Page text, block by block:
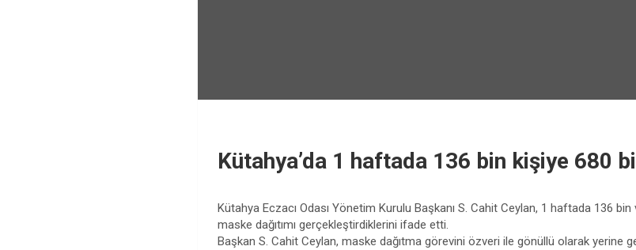
Kütahya’da 1 haftada 136 bin kişiye 680
Kütahya Eczacı Odası Yönetim Kurulu Başkanı S. Cahit Ceylan, 1 haftada 136
maske dağıtımı gerçekleştirdiklerini ifade etti.
Başkan S. Cahit Ceylan, maske dağıtma görevini özveri ile gönüllü olarak yerine